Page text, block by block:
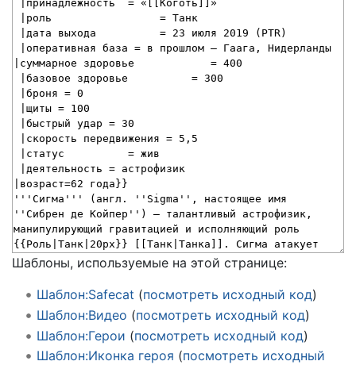
Шаблоны, используемые на этой странице:
Шаблон:Safecat (посмотреть исходный код)
Шаблон:Видео (посмотреть исходный код)
Шаблон:Герои (посмотреть исходный код)
Шаблон:Иконка героя (посмотреть исходный